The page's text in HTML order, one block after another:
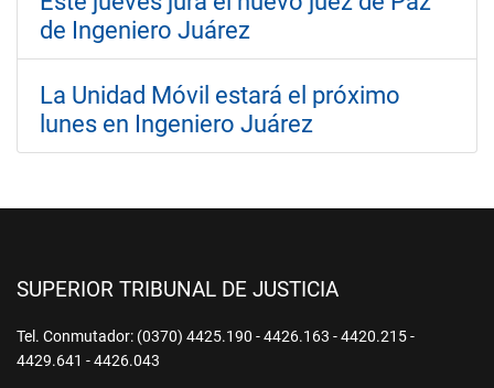
de Ingeniero Juárez
La Unidad Móvil estará el próximo
lunes en Ingeniero Juárez
SUPERIOR TRIBUNAL DE JUSTICIA
Tel. Conmutador: (0370) 4425.190 - 4426.163 - 4420.215 -
4429.641 - 4426.043